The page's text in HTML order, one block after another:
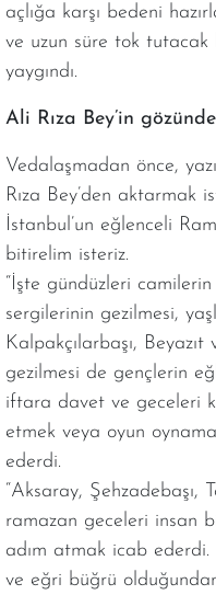
açlığa karşı bedeni
ve uzun süre tok tutacak
yaygındı.
Ali Rıza Bey’in
Vedalaşmadan önce,
Rıza Bey’den aktarmak
İstanbul’un eğlenceli
bitirelim isteriz.
“İşte gündüzleri
sergilerinin gezilmesi,
Kalpakçılarbaşı,
gezilmesi de gençlerin
iftara davet ve geceleri
etmek veya oyun
ederdi.
“Aksaray, Şehzadebaşı,
ramazan geceleri insan
adım atmak icab
ve eğri büğrü